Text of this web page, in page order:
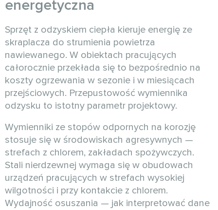
energetyczna
Sprzęt z odzyskiem ciepła kieruje energię ze
skraplacza do strumienia powietrza
nawiewanego. W obiektach pracujących
całorocznie przekłada się to bezpośrednio na
koszty ogrzewania w sezonie i w miesiącach
przejściowych. Przepustowość wymiennika
odzysku to istotny parametr projektowy.
Wymienniki ze stopów odpornych na korozję
stosuje się w środowiskach agresywnych —
strefach z chlorem, zakładach spożywczych.
Stali nierdzewnej wymaga się w obudowach
urządzeń pracujących w strefach wysokiej
wilgotności i przy kontakcie z chlorem.
Wydajność osuszania — jak interpretować dane